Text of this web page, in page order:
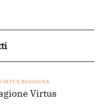
BOLOGNA
Virtus